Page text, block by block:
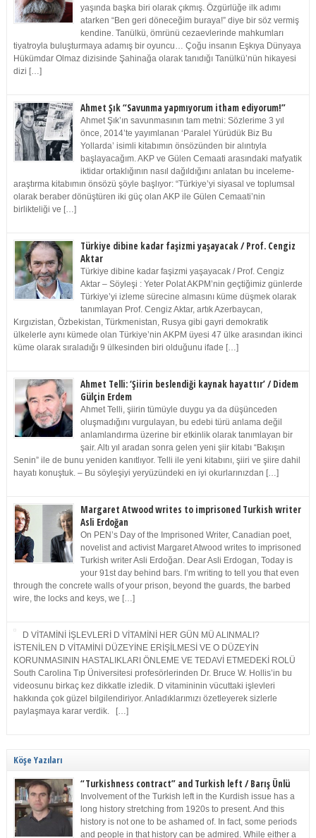
yaşında başka biri olarak çıkmış. Özgürlüğe ilk adımı
atarken “Ben geri döneceğim buraya!” diye bir söz vermiş
kendine. Tanülkü, ömrünü cezaevlerinde mahkumları
tiyatroyla buluşturmaya adamış bir oyuncu… Çoğu insanın Eşkıya Dünyaya
Hükümdar Olmaz dizisinde Şahinağa olarak tanıdığı Tanülkü’nün hikayesi
dizi […]
Ahmet Şık “Savunma yapmıyorum itham ediyorum!”
Ahmet Şık’ın savunmasının tam metni: Sözlerime 3 yıl
önce, 2014’te yayımlanan ‘Paralel Yürüdük Biz Bu
Yollarda’ isimli kitabımın önsözünden bir alıntıyla
başlayacağım. AKP ve Gülen Cemaati arasındaki mafyatik
iktidar ortaklığının nasıl dağıldığını anlatan bu inceleme-
araştırma kitabımın önsözü şöyle başlıyor: “Türkiye’yi siyasal ve toplumsal
olarak beraber dönüştüren iki güç olan AKP ile Gülen Cemaati’nin
birlikteliği ve […]
Türkiye dibine kadar faşizmi yaşayacak / Prof. Cengiz
Aktar
Türkiye dibine kadar faşizmi yaşayacak / Prof. Cengiz
Aktar – Söyleşi : Yeter Polat AKPM’nin geçtiğimiz günlerde
Türkiye’yi izleme sürecine almasını küme düşmek olarak
tanımlayan Prof. Cengiz Aktar, artık Azerbaycan,
Kırgızistan, Özbekistan, Türkmenistan, Rusya gibi gayri demokratik
ülkelerle aynı kümede olan Türkiye’nin AKPM üyesi 47 ülke arasından ikinci
küme olarak sıraladığı 9 ülkesinden biri olduğunu ifade […]
Ahmet Telli: ‘Şiirin beslendiği kaynak hayattır’ / Didem
Gülçin Erdem
Ahmet Telli, şiirin tümüyle duygu ya da düşünceden
oluşmadığını vurgulayan, bu edebi türü anlama değil
anlamlandırma üzerine bir etkinlik olarak tanımlayan bir
şair. Altı yıl aradan sonra gelen yeni şiir kitabı “Bakışın
Senin” ile de bunu yeniden kanıtlıyor. Telli ile yeni kitabını, şiiri ve şiire dahil
hayatı konuştuk. – Bu söyleşiyi yeryüzündeki en iyi okurlarınızdan […]
Margaret Atwood writes to imprisoned Turkish writer
Asli Erdoğan
On PEN’s Day of the Imprisoned Writer, Canadian poet,
novelist and activist Margaret Atwood writes to imprisoned
Turkish writer Asli Erdoğan. Dear Asli Erdogan, Today is
your 91st day behind bars. I’m writing to tell you that even
through the concrete walls of your prison, beyond the guards, the barbed
wire, the locks and keys, we […]
D VİTAMİNİ İŞLEVLERİ D VİTAMİNİ HER GÜN MÜ ALINMALI?
İSTENİLEN D VİTAMİNİ DÜZEYİNE ERİŞİLMESİ VE O DÜZEYİN
KORUNMASININ HASTALIKLARI ÖNLEME VE TEDAVİ ETMEDEKİ ROLÜ
South Carolina Tıp Üniversitesi profesörlerinden Dr. Bruce W. Hollis’in bu
videosunu birkaç kez dikkatle izledik. D vitamininin vücuttaki işlevleri
hakkında çok güzel bilgilendiriyor. Anladıklarımızı özetleyerek sizlerle
paylaşmaya karar verdik. […]
Köşe Yazıları
“Turkishness contract” and Turkish left / Barış Ünlü
Involvement of the Turkish left in the Kurdish issue has a
long history stretching from 1920s to present. And this
history is not one to be ashamed of. In fact, some periods
and people in that history can be admired. While either a